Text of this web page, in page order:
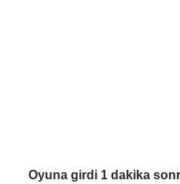
Oyuna girdi 1 dakika